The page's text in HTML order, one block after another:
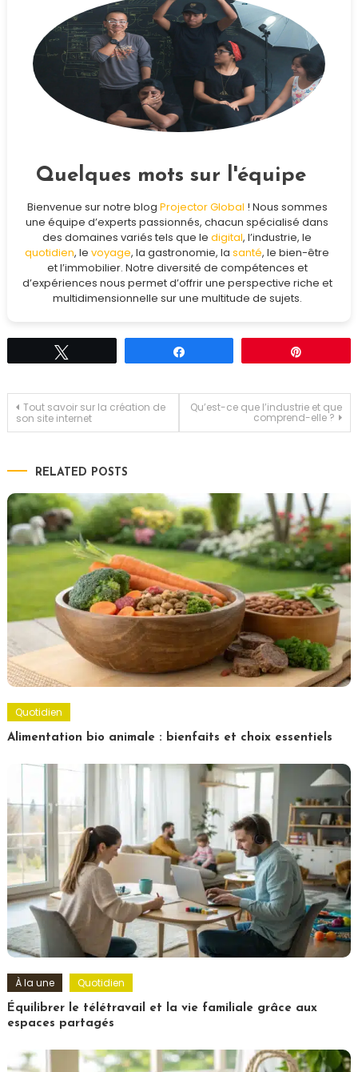
Quelques mots sur l'équipe
Bienvenue sur notre blog Projector Global ! Nous sommes
une équipe d’experts passionnés, chacun spécialisé dans
des domaines variés tels que le digital, l’industrie, le
quotidien, le voyage, la gastronomie, la santé, le bien-être
et l’immobilier. Notre diversité de compétences et
d’expériences nous permet d’offrir une perspective riche et
multidimensionnelle sur une multitude de sujets.
Navigation
l’article
Tout savoir sur la création de
son site internet
Qu’est-ce que l’industrie et que
comprend-elle ?
RELATED POSTS
Quotidien
Alimentation bio animale : bienfaits et choix essentiels
À la une Quotidien
Équilibrer le télétravail et la vie familiale grâce aux
espaces partagés